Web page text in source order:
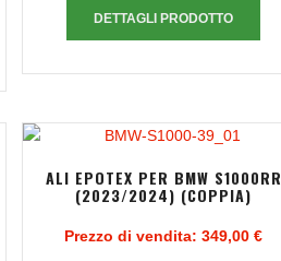
DETTAGLI PRODOTTO
ALI EPOTEX PER BMW S1000RR
(2023/2024) (COPPIA)
Prezzo di vendita:349,00 €